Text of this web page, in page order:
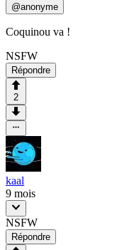
@anonyme
Coquinou va !
NSFW
Répondre
2
kaal
9 mois
NSFW
Répondre